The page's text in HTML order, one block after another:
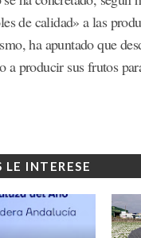
de calidad» a las
ha apuntado que
a producir sus frutos
LE INTERESE